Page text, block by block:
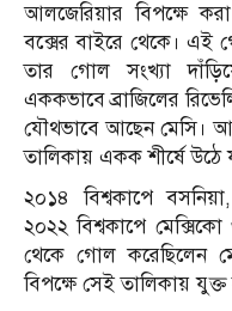
আলজেরিয়ার বিপক্ষে
বক্সের বাইরে থেকে। এই
তার গোল সংখ্যা
এককভাবে ব্রাজিলের
যৌথভাবে আছেন মেসি।
তালিকায় একক শীর্ষে উঠে
২০১৪ বিশ্বকাপে
২০২২ বিশ্বকাপে মেক্সিকো
থেকে গোল করেছিলেন
বিপক্ষে সেই তালিকায়